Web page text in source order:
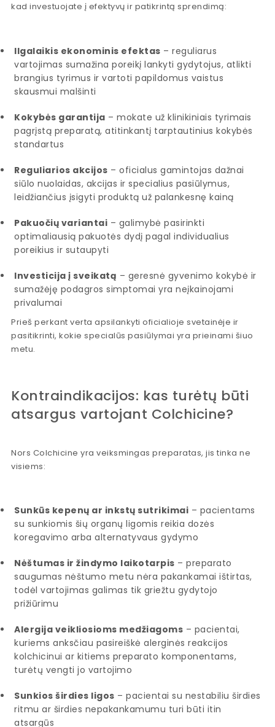
kad investuojate į efektyvų ir patikrintą sprendimą:
Ilgalaikis ekonominis efektas – reguliarus
vartojimas sumažina poreikį lankyti gydytojus, atlikti
brangius tyrimus ir vartoti papildomus vaistus
skausmui malšinti
Kokybės garantija – mokate už klinikiniais tyrimais
pagrįstą preparatą, atitinkantį tarptautinius kokybės
standartus
Reguliarios akcijos – oficialus gamintojas dažnai
siūlo nuolaidas, akcijas ir specialius pasiūlymus,
leidžiančius įsigyti produktą už palankesnę kainą
Pakuočių variantai – galimybė pasirinkti
optimaliausią pakuotės dydį pagal individualius
poreikius ir sutaupyti
Investicija į sveikatą – geresnė gyvenimo kokybė ir
sumažėję podagros simptomai yra neįkainojami
privalumai
Prieš perkant verta apsilankyti oficialioje svetainėje ir
pasitikrinti, kokie specialūs pasiūlymai yra prieinami šiuo
metu.
Kontraindikacijos: kas turėtų būti
atsargus vartojant Colchicine?
Nors Colchicine yra veiksmingas preparatas, jis tinka ne
visiems:
Sunkūs kepenų ar inkstų sutrikimai – pacientams
su sunkiomis šių organų ligomis reikia dozės
koregavimo arba alternatyvaus gydymo
Nėštumas ir žindymo laikotarpis – preparato
saugumas nėštumo metu nėra pakankamai ištirtas,
todėl vartojimas galimas tik griežtu gydytojo
prižiūrimu
Alergija veikliosioms medžiagoms – pacientai,
kuriems anksčiau pasireiškė alerginės reakcijos
kolchicinui ar kitiems preparato komponentams,
turėtų vengti jo vartojimo
Sunkios širdies ligos – pacientai su nestabiliu širdies
ritmu ar širdies nepakankamumu turi būti itin
atsargūs